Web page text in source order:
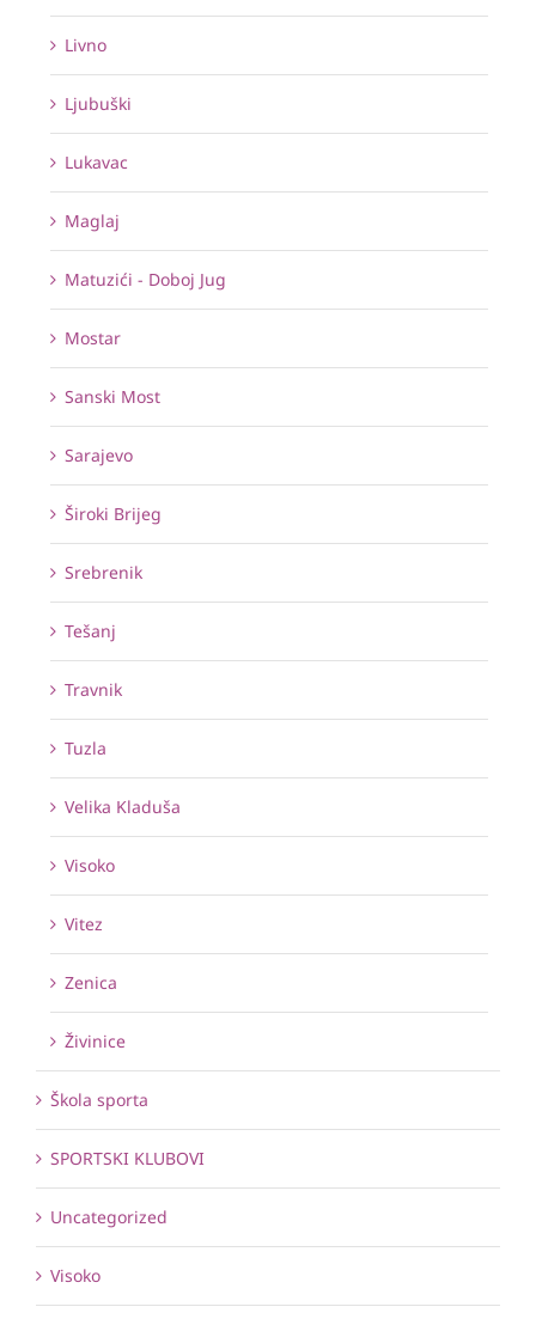
Livno
Ljubuški
Lukavac
Maglaj
Matuzići - Doboj Jug
Mostar
Sanski Most
Sarajevo
Široki Brijeg
Srebrenik
Tešanj
Travnik
Tuzla
Velika Kladuša
Visoko
Vitez
Zenica
Živinice
Škola sporta
SPORTSKI KLUBOVI
Uncategorized
Visoko